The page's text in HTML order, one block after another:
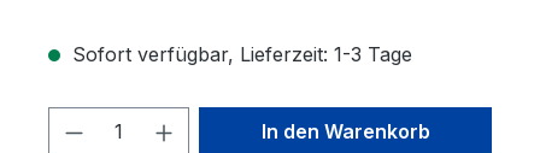
Sofort verfügbar, Lieferzeit: 1-3 Tage
Produkt Anzahl: Gib den
In den Warenkorb